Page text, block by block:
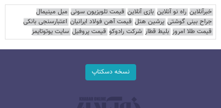
خبرآنلاین راه نو آنلاین بازی آنلاین قیمت تلویزیون سونی مبل مینیمال
جراح بینی گوشتی پرشین هتل قیمت آهن فولاد ایرانیان اعتبارسنجی بانکی
قیمت طلا امروز بلیط قطار شرکت رادوکو قیمت پروفیل سایت یوتوتایمز
نسخه دسکتاپ